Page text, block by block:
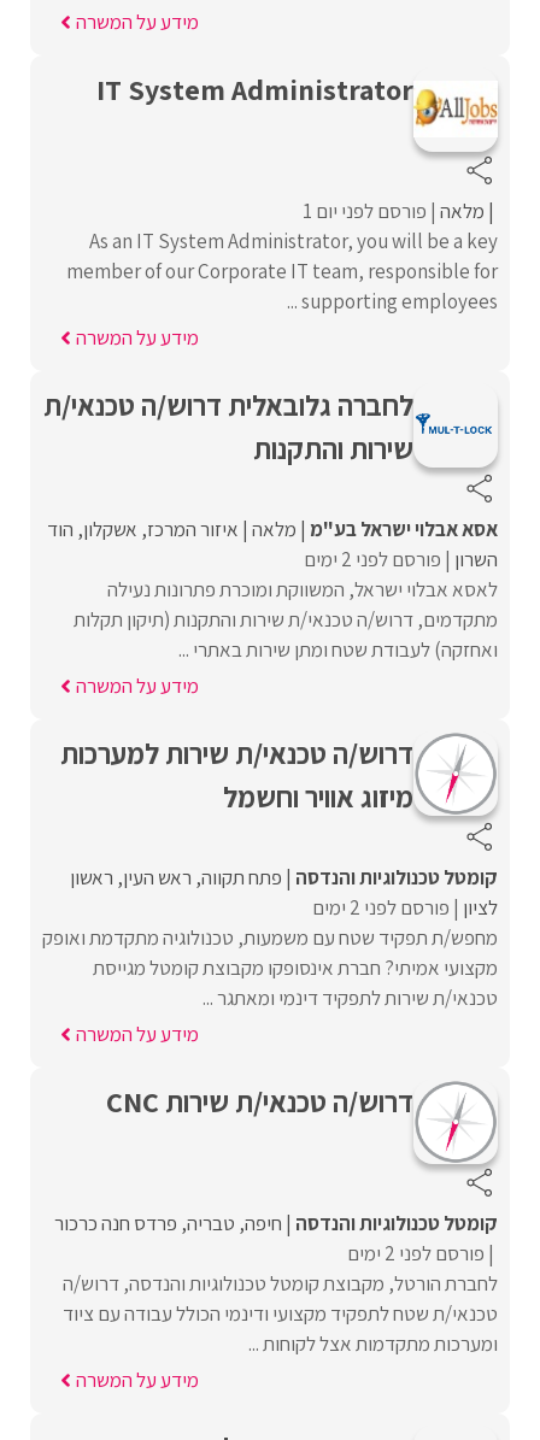
מידע על המשרה
IT System Administrator
מלאה פורסם לפני יום 1
As an IT System Administrator, you will be a key
member of our Corporate IT team, responsible for
supporting employees ...
מידע על המשרה
לחברה גלובאלית דרוש/ה טכנאי/ת
שירות והתקנות
אסא אבלוי ישראל בע"מ מלאה איזור המרכז אשקלון הוד
השרון פורסם לפני 2 ימים
לאסא אבלוי ישראל, המשווקת ומוכרת פתרונות נעילה
מתקדמים, דרוש/ה טכנאי/ת שירות והתקנות (תיקון תקלות
ואחזקה) לעבודת שטח ומתן שירות באתרי ...
מידע על המשרה
דרוש/ה טכנאי/ת שירות למערכות
מיזוג אוויר וחשמל
קומטל טכנולוגיות והנדסה פתח תקווה ראש העין ראשון
לציון פורסם לפני 2 ימים
מחפש/ת תפקיד שטח עם משמעות, טכנולוגיה מתקדמת ואופק
מקצועי אמיתי? חברת אינסופקו מקבוצת קומטל מגייסת
טכנאי/ת שירות לתפקיד דינמי ומאתגר ...
מידע על המשרה
דרוש/ה טכנאי/ת שירות CNC
קומטל טכנולוגיות והנדסה חיפה טבריה פרדס חנה כרכור
פורסם לפני 2 ימים
לחברת הורטל, מקבוצת קומטל טכנולוגיות והנדסה, דרוש/ה
טכנאי/ת שטח לתפקיד מקצועי ודינמי הכולל עבודה עם ציוד
ומערכות מתקדמות אצל לקוחות ...
מידע על המשרה